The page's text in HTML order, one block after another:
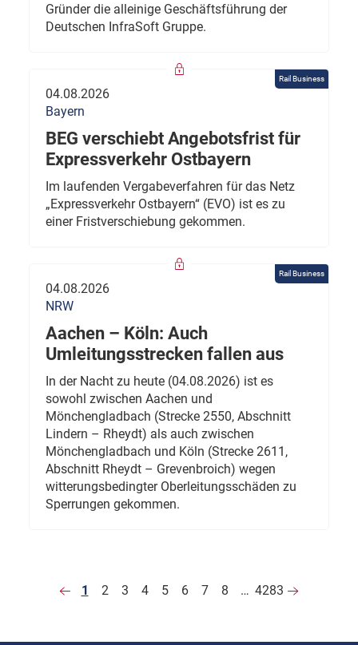
Gründer die alleinige Geschäftsführung der
Deutschen InfraSoft Gruppe.
Rail Business
04.08.2026
Bayern
BEG verschiebt Angebotsfrist für
Expressverkehr Ostbayern
Im laufenden Vergabeverfahren für das Netz
„Expressverkehr Ostbayern“ (EVO) ist es zu
einer Fristverschiebung gekommen.
Rail Business
04.08.2026
NRW
Aachen – Köln: Auch
Umleitungsstrecken fallen aus
In der Nacht zu heute (04.08.2026) ist es
sowohl zwischen Aachen und
Mönchengladbach (Strecke 2550, Abschnitt
Lindern – Rheydt) als auch zwischen
Mönchengladbach und Köln (Strecke 2611,
Abschnitt Rheydt – Grevenbroich) wegen
witterungsbedingter Oberleitungsschäden zu
Sperrungen gekommen.
1 2 3 4 5 6 7 8 … 4283